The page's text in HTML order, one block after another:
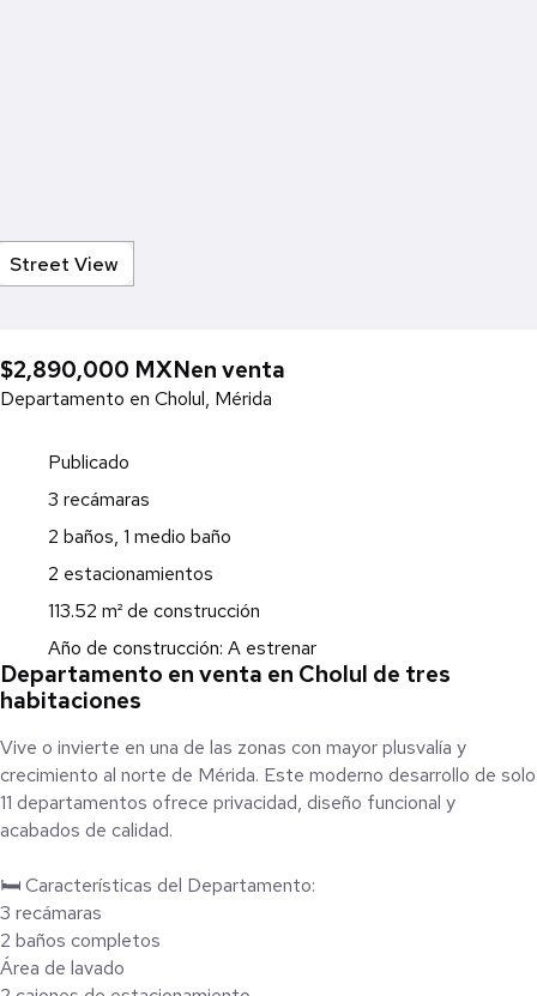
Street View
$2,890,000 MXNen venta
Departamento en Cholul, Mérida
Publicado
3 recámaras
2 baños, 1 medio baño
2 estacionamientos
113.52 m² de construcción
Año de construcción: A estrenar
Departamento en venta en Cholul de tres
habitaciones
Vive o invierte en una de las zonas con mayor plusvalía y
crecimiento al norte de Mérida. Este moderno desarrollo de solo
11 departamentos ofrece privacidad, diseño funcional y
acabados de calidad.
🛏️ Características del Departamento:
3 recámaras
2 baños completos
Área de lavado